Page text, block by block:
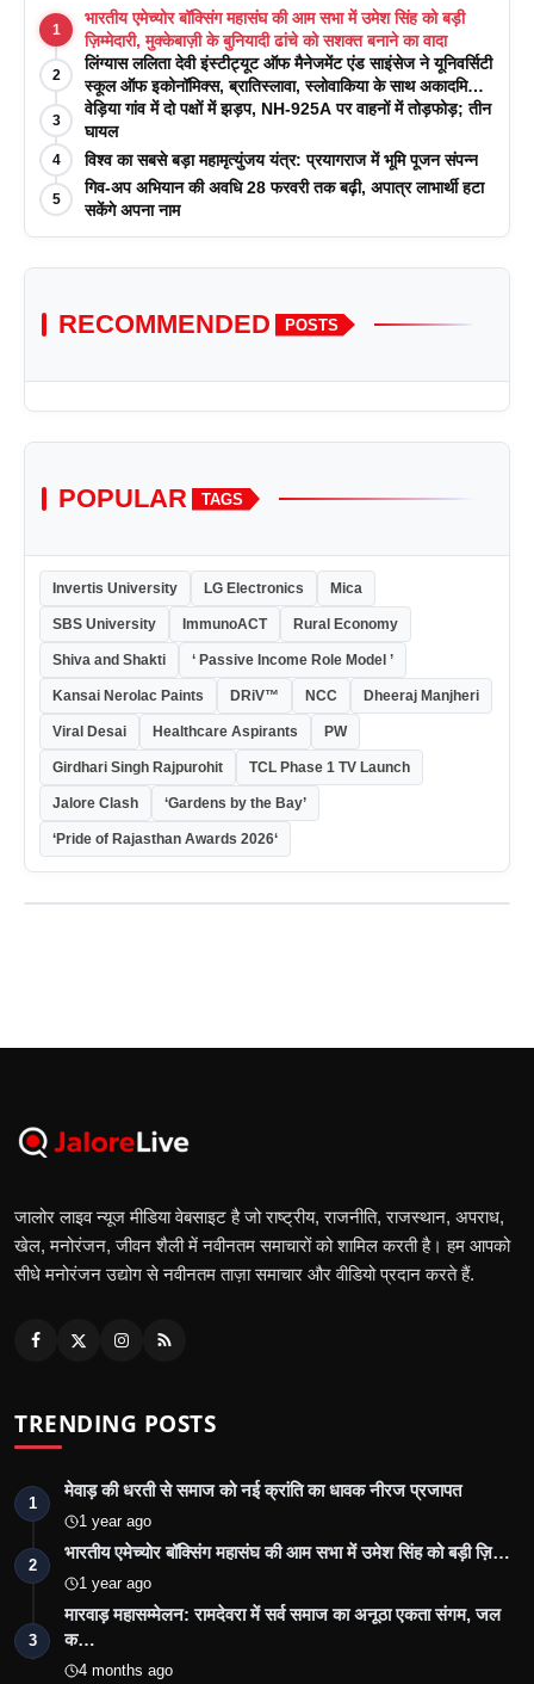
1
भारतीय एमेच्योर बॉक्सिंग महासंघ की आम सभा में उमेश सिंह को बड़ी
ज़िम्मेदारी, मुक्केबाज़ी के बुनियादी ढांचे को सशक्त बनाने का वादा
2
लिंग्यास ललिता देवी इंस्टीट्यूट ऑफ मैनेजमेंट एंड साइंसेज ने यूनिवर्सिटी
स्कूल ऑफ इकोनॉमिक्स, ब्रातिस्लावा, स्लोवाकिया के साथ अकादमिक
पत्रिकाओं में प्रकाशन रणनीतियों पर एक दिवसीय कार्यशाला का
आयोजन किया
3
वेड़िया गांव में दो पक्षों में झड़प, NH-925A पर वाहनों में तोड़फोड़; तीन
घायल
4 विश्व का सबसे बड़ा महामृत्युंजय यंत्र: प्रयागराज में भूमि पूजन संपन्न
5
गिव-अप अभियान की अवधि 28 फरवरी तक बढ़ी, अपात्र लाभार्थी हटा
सकेंगे अपना नाम
RECOMMENDED POSTS
POPULAR TAGS
Invertis University LG Electronics Mica
SBS University ImmunoACT Rural Economy
Shiva and Shakti ‘ Passive Income Role Model ’
Kansai Nerolac Paints DRiV™ NCC Dheeraj Manjheri
Viral Desai Healthcare Aspirants PW
Girdhari Singh Rajpurohit TCL Phase 1 TV Launch
Jalore Clash ‘Gardens by the Bay’
‘Pride of Rajasthan Awards 2026‘
जालोर लाइव न्यूज मीडिया वेबसाइट है जो राष्ट्रीय, राजनीति, राजस्थान, अपराध,
खेल, मनोरंजन, जीवन शैली में नवीनतम समाचारों को शामिल करती है। हम आपको
सीधे मनोरंजन उद्योग से नवीनतम ताज़ा समाचार और वीडियो प्रदान करते हैं.
TRENDING POSTS
1
मेवाड़ की धरती से समाज को नई क्रांति का धावक नीरज प्रजापत
1 year ago
2
भारतीय एमेच्योर बॉक्सिंग महासंघ की आम सभा में उमेश सिंह को बड़ी ज़ि…
1 year ago
3
मारवाड़ महासम्मेलन: रामदेवरा में सर्व समाज का अनूठा एकता संगम, जल
क…
4 months ago